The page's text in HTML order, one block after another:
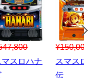
宝
¥1,867,800
Lパチスロ 炎